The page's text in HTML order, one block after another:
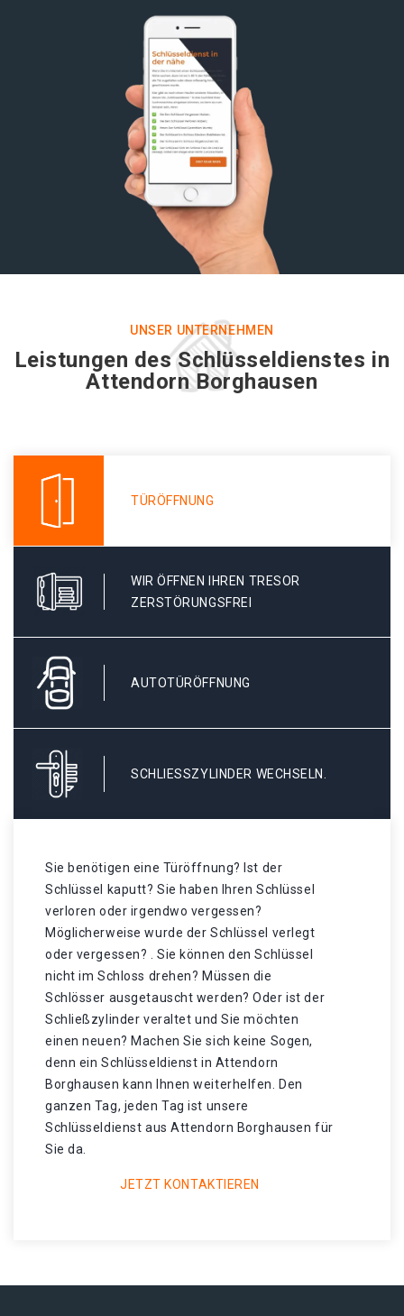
UNSER UNTERNEHMEN
Leistungen des Schlüsseldienstes in
Attendorn Borghausen
TÜRÖFFNUNG
WIR ÖFFNEN IHREN TRESOR
ZERSTÖRUNGSFREI
AUTOTÜRÖFFNUNG
SCHLIESSZYLINDER WECHSELN.
Sie benötigen eine Türöffnung? Ist der
Schlüssel kaputt? Sie haben Ihren Schlüssel
verloren oder irgendwo vergessen?
Möglicherweise wurde der Schlüssel verlegt
oder vergessen? . Sie können den Schlüssel
nicht im Schloss drehen? Müssen die
Schlösser ausgetauscht werden? Oder ist der
Schließzylinder veraltet und Sie möchten
einen neuen? Machen Sie sich keine Sogen,
denn ein Schlüsseldienst in Attendorn
Borghausen kann Ihnen weiterhelfen. Den
ganzen Tag, jeden Tag ist unsere
Schlüsseldienst aus Attendorn Borghausen für
Sie da.
JETZT KONTAKTIEREN